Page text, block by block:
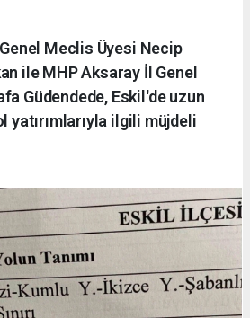
Meclis Üyesi Necip
ile MHP Aksaray İl Genel
Güdendede, Eskil'de uzun
yatırımlarıyla ilgili müjdeli